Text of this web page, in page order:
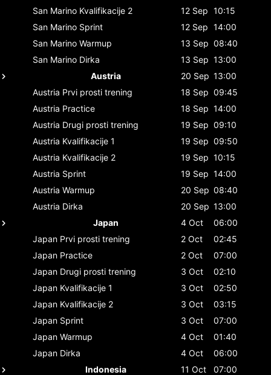
San Marino Kvalifikacije 2 12 Sep 10:15
San Marino Sprint 12 Sep 14:00
San Marino Warmup 13 Sep 08:40
San Marino Dirka 13 Sep 13:00
Austria
20 Sep 13:00
Austria Prvi prosti trening 18 Sep 09:45
Austria Practice 18 Sep 14:00
Austria Drugi prosti trening 19 Sep 09:10
Austria Kvalifikacije 1 19 Sep 09:50
Austria Kvalifikacije 2 19 Sep 10:15
Austria Sprint 19 Sep 14:00
Austria Warmup 20 Sep 08:40
Austria Dirka 20 Sep 13:00
Japan
4 Oct
06:00
Japan Prvi prosti trening 2 Oct
02:45
Japan Practice 2 Oct
07:00
Japan Drugi prosti trening 3 Oct
02:10
Japan Kvalifikacije 1 3 Oct
02:50
Japan Kvalifikacije 2 3 Oct
03:15
Japan Sprint 3 Oct
07:00
Japan Warmup 4 Oct
01:40
Japan Dirka 4 Oct
06:00
Indonesia
11 Oct
07:00